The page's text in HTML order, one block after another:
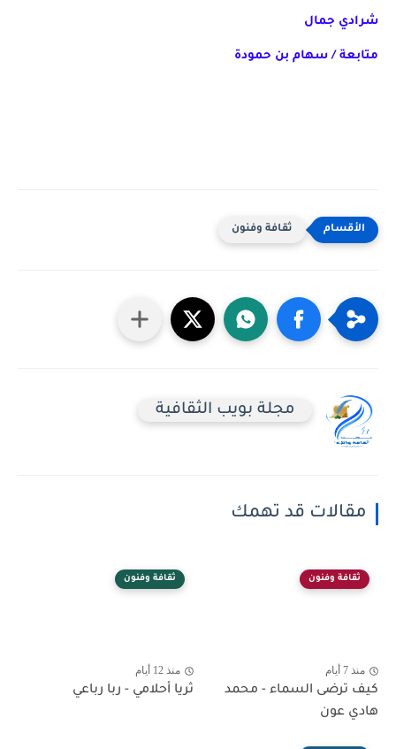
شرادي جمال
متابعة / سهام بن حمودة
ثقافة وفنون
مجلة بويب الثقافية
مقالات قد تهمك
ثقافة وفنون
منذ 7 أيام
كيف ترضى السماء - محمد
هادي عون
ثقافة وفنون
منذ 12 أيام
ثريا أحلامي - ربا رباعي